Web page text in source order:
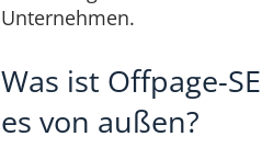
Unternehmen.
Was ist Offpage-
es von außen?